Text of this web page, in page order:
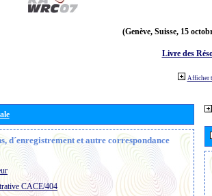
(Genève, Suisse, 15
Livre des
Afficher
d´enregistrement et autre correspondance
CACE/404